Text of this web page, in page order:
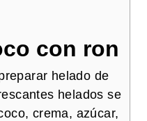
con ron
helado de
helados se
crema, azúcar,